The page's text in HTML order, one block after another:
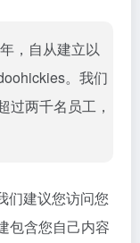
，自从建立以
。我们
过两千名员工，
们建议您访问您
包含您自己内容